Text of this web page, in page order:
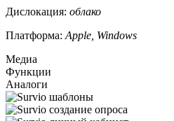
Дислокация: облако
Платформа: Apple, Windows
Медиа
Функции
Аналоги